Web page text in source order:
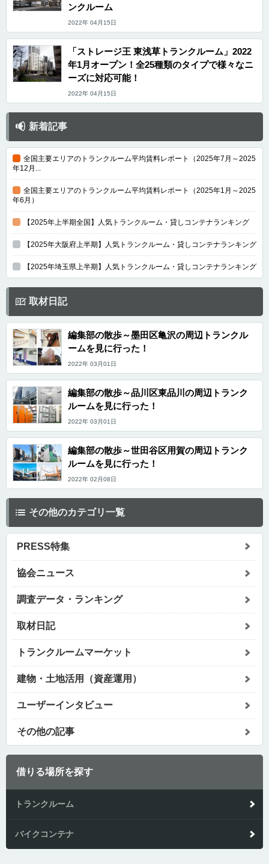
ンクルーム
2022年 04月15日
「ストレージ王 東浅草トランクルーム」2022
年1月オープン！全25種類のタイプで様々なニ
ーズに対応可能！
2022年 04月15日
新着記事
全国主要エリアのトランクルーム平均賃料レポート（2025年7月～2025
年12月...
全国主要エリアのトランクルーム平均賃料レポート（2025年1月～2025
年6月）
【2025年上半期全国】人気トランクルーム・貸しコンテナランキング
【2025年大阪府上半期】人気トランクルーム・貸しコンテナランキング
【2025年埼玉県上半期】人気トランクルーム・貸しコンテナランキング
取材日記
編集部の散歩～墨田区亀沢の周辺トランクル
ームを見に行った！
2022年 03月01日
編集部の散歩～品川区東品川の周辺トランク
ルームを見に行った！
2022年 03月01日
編集部の散歩～世田谷区用賀の周辺トランク
ルームを見に行った！
2022年 02月08日
その他のカテゴリ一覧
PRESS特集
協会ニュース
調査データ・ランキング
取材日記
トランクルームマーケット
建物・土地活用（資産運用）
ユーザーインタビュー
その他の記事
借りる場所を探す
トランクルーム
バイクコンテナ